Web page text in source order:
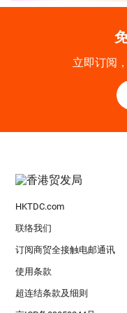
立即订阅
HKTDC.com
联络我们
订阅商贸全接触电邮通讯
使用条款
超连结条款及细则